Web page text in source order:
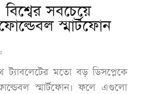
সবচেয়ে
স্মার্টফোন
ট্যাবলেটের মতো বড় ডিসপ্লেকে
স্মার্টফোন। ফলে এগুলো